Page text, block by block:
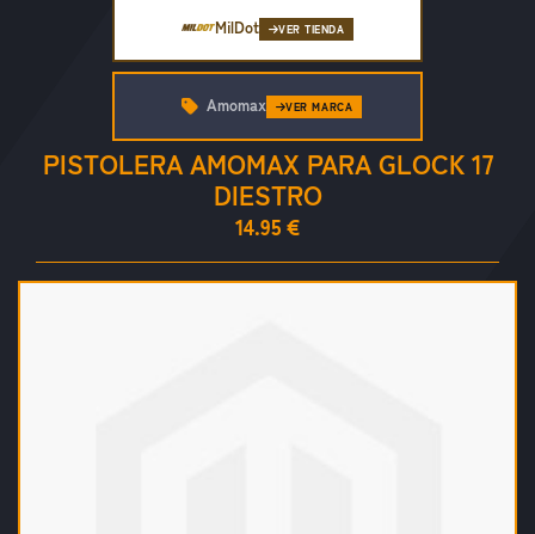
MilDot VER TIENDA
PISTOLERA AMOMAX PARA GLOCK 17
DIESTRO
14.95 €
Amomax VER MARCA